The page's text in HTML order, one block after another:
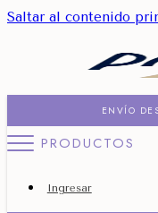
Saltar al contenido
ENVÍO
PRODUCTOS
Ingresar